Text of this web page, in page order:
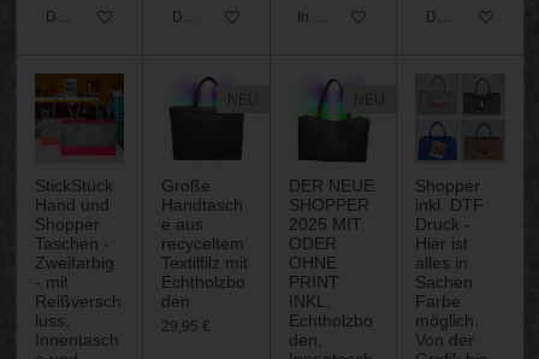
Details anzeigen Details anzeigen In den Warenkorb Details anzeigen
StickStück
Hand und
Shopper
Taschen -
Zweifarbig
- mit
Reißversch
luss,
Innentasch
Große
Handtasch
e aus
recyceltem
Textilfilz mit
Echtholzbo
den
29,95 €
DER NEUE
SHOPPER
2025 MIT
ODER
OHNE
PRINT
INKL.
Echtholzbo
den,
Shopper
inkl. DTF
Druck -
Hier ist
alles in
Sachen
Farbe
möglich.
Von der